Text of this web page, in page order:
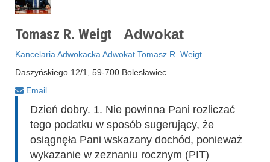
Tomasz R. Weigt Adwokat
Kancelaria Adwokacka Adwokat Tomasz R. Weigt
Daszyńskiego 12/1, 59-700 Bolesławiec
Email
Dzień dobry. 1. Nie powinna Pani rozliczać
tego podatku w sposób sugerujący, że
osiągnęła Pani wskazany dochód, ponieważ
wykazanie w zeznaniu rocznym (PIT)